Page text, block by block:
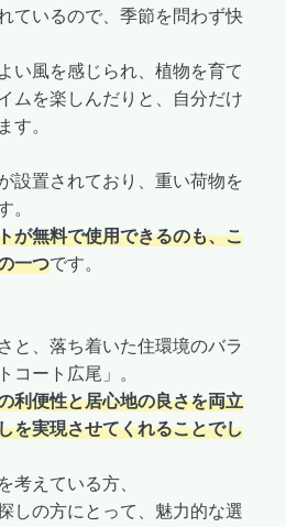
ているので、季節を問わず快
い風を感じられ、植物を育て
ムを楽しんだりと、自分だけ
す。
設置されており、重い荷物を
。
が無料で使用できるのも、こ
一つです。
と、落ち着いた住環境のバラ
コート広尾」。
利便性と居心地の良さを両立
を実現させてくれることでし
考えている方、
しの方にとって、魅力的な選